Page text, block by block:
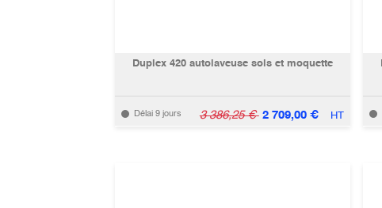
Duplex 420 autolaveuse sols et moquette
Délai 9 jours 3 386,25€ 2 709,00€ HT